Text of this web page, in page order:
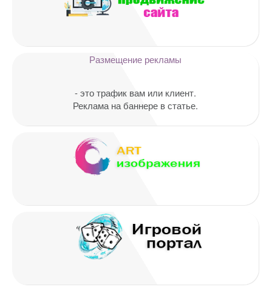
Ваш адрес email не будет
опубликован.
Обязательные поля
Email*
Размещение рекламы
- это трафик вам или клиент.
Реклама на баннере в статье.